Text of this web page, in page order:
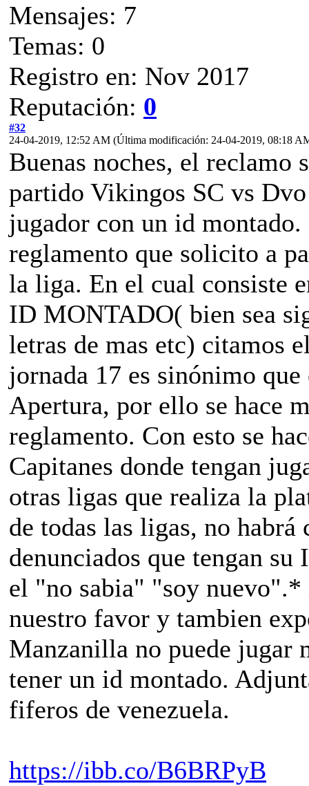
Mensajes: 7
Temas: 0
Registro en: Nov 2017
Reputación: 0
#32
24-04-2019, 12:52 AM (Última modificación: 24-04-2019, 08:18
Buenas noches, el reclamo
partido Vikingos SC vs
jugador con un id
reglamento que solicito a
la liga. En el cual consiste
ID MONTADO( bien sea
letras de mas etc) citamos
jornada 17 es sinónimo
Apertura, por ello se hace
reglamento. Con esto se
Capitanes donde tengan
otras ligas que realiza la
de todas las ligas, no
denunciados que tengan
el "no sabia" "soy
nuestro favor y tambien
Manzanilla no puede jugar
tener un id montado.
fiferos de venezuela.
https://ibb.co/B6BRPyB